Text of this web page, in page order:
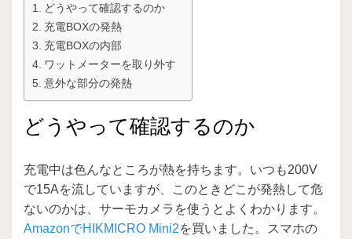
どうやって確認するのか
充電BOXの発熱
充電BOXの内部
ワットメーターを取り外す
意外な部分の発熱
どうやって確認するのか
充電中は色んなところが熱を持ちます。いつも200V
で15Aを流していますが、このときどこが発熱して危
ないのかは、サーモカメラを使うとよくわかります。
AmazonでHIKMICRO Mini2を買いました。スマホの